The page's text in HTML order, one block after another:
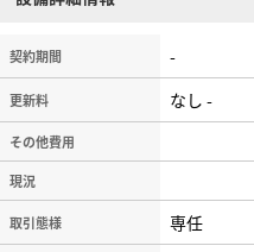
契約期間 -
更新料 なし -
その他費用
現況
取引態様 専任